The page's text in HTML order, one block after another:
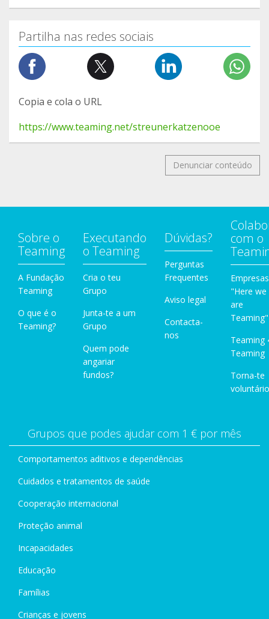
Partilha nas redes sociais
Copia e cola o URL
https://www.teaming.net/streunerkatzenooe
Denunciar conteúdo
Sobre o
Teaming
A Fundação
Teaming
O que é o
Teaming?
Executando
o Teaming
Cria o teu
Grupo
Junta-te a um
Grupo
Quem pode
angariar
fundos?
Dúvidas?
Perguntas
Frequentes
Aviso legal
Contacta-
nos
com o
Empresas
"Here we
are
Teaming"
Teaming
Teaming
Torna-te
Grupos que podes ajudar com 1 € por mês
Comportamentos aditivos e dependências
Cuidados e tratamentos de saúde
Cooperação internacional
Proteção animal
Incapacidades
Educação
Famílias
Crianças e jovens